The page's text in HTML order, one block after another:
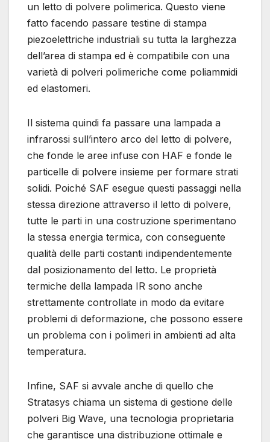
un letto di polvere polimerica. Questo viene
fatto facendo passare testine di stampa
piezoelettriche industriali su tutta la larghezza
dell’area di stampa ed è compatibile con una
varietà di polveri polimeriche come poliammidi
ed elastomeri.
Il sistema quindi fa passare una lampada a
infrarossi sull’intero arco del letto di polvere,
che fonde le aree infuse con HAF e fonde le
particelle di polvere insieme per formare strati
solidi. Poiché SAF esegue questi passaggi nella
stessa direzione attraverso il letto di polvere,
tutte le parti in una costruzione sperimentano
la stessa energia termica, con conseguente
qualità delle parti costanti indipendentemente
dal posizionamento del letto. Le proprietà
termiche della lampada IR sono anche
strettamente controllate in modo da evitare
problemi di deformazione, che possono essere
un problema con i polimeri in ambienti ad alta
temperatura.
Infine, SAF si avvale anche di quello che
Stratasys chiama un sistema di gestione delle
polveri Big Wave, una tecnologia proprietaria
che garantisce una distribuzione ottimale e